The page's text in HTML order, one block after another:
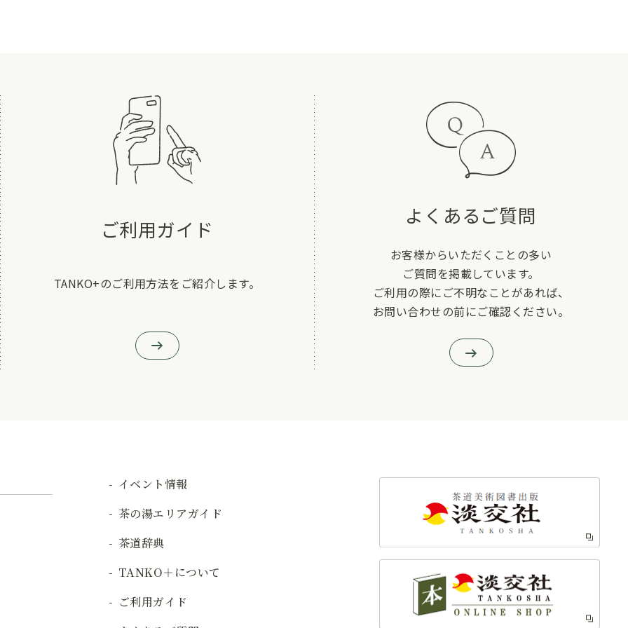
ご利用ガイド
TANKO+のご利用方法をご紹介します。
よくあるご質問
お客様からいただくことの多い
ご質問を掲載しています。
ご利用の際にご不明なことがあれば、
お問い合わせの前にご確認ください。
イベント情報
茶の湯エリアガイド
茶道辞典
TANKO＋について
ご利用ガイド